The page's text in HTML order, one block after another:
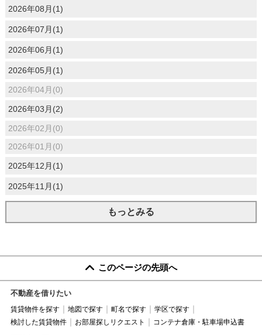
2026年08月(1)
2026年07月(1)
2026年06月(1)
2026年05月(1)
2026年04月(0)
2026年03月(2)
2026年02月(0)
2026年01月(0)
2025年12月(1)
2025年11月(1)
もっとみる
このページの先頭へ
不動産を借りたい
賃貸物件を探す 地図で探す 町名で探す
学区で探す
検討した賃貸物件
お部屋探しリクエスト コンテナ倉庫・駐車場申込書